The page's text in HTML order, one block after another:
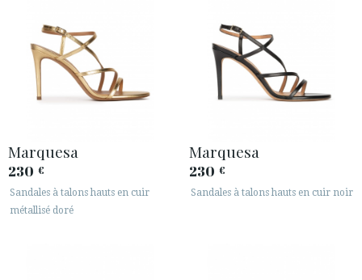
Marquesa
230 €
Sandales à talons hauts en cuir
métallisé doré
Marquesa
230 €
Sandales à talons hauts en cuir noir